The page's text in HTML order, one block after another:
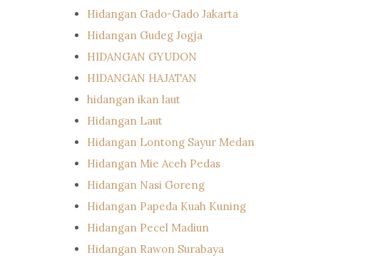
Hidangan Gado-Gado Jakarta
Hidangan Gudeg Jogja
HIDANGAN GYUDON
HIDANGAN HAJATAN
hidangan ikan laut
Hidangan Laut
Hidangan Lontong Sayur Medan
Hidangan Mie Aceh Pedas
Hidangan Nasi Goreng
Hidangan Papeda Kuah Kuning
Hidangan Pecel Madiun
Hidangan Rawon Surabaya